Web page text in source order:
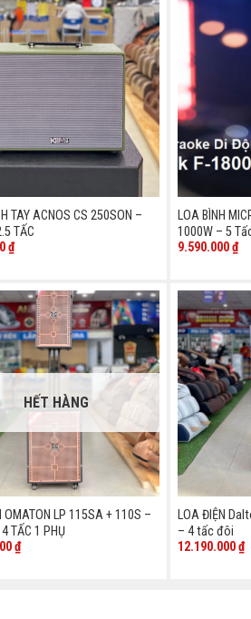
TAY ACNOS CS 250SON –
TẤC
₫
LOA BÌNH
1000W – 5
9.590.000₫
HẾT HÀNG
OMATON LP 115SA + 110S –
TẤC 1 PHỤ
₫
LOA ĐIỆN
– 4 tấc đôi
12.190.000₫